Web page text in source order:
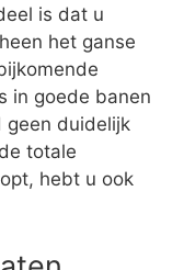
is dat u
het ganse
in goede banen
geen duidelijk
totale
hebt u ook